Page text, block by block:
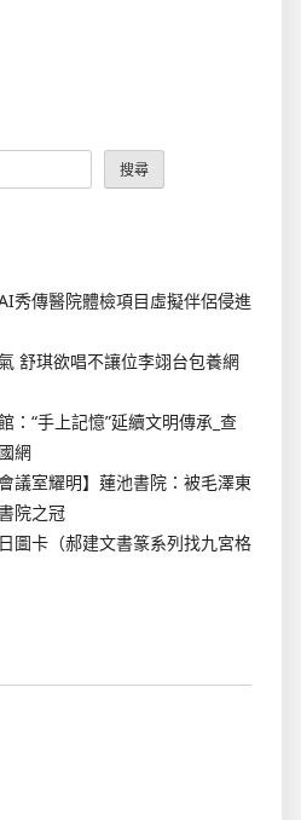
搜尋
秀傳醫院體檢項目虛擬伴侶侵進
舒琪欲唱不讓位李翊台包養網
：“手上記憶”延續文明傳承_查
網
議室耀明】蓮池書院：被毛澤東
院之冠
圖卡（郝建文書篆系列找九宮格